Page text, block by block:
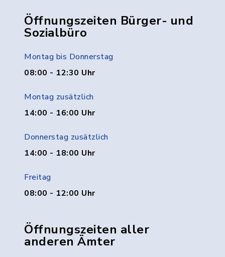
Öffnungszeiten Bürger- und
Sozialbüro
Montag bis Donnerstag
08:00 - 12:30 Uhr
Montag zusätzlich
14:00 - 16:00 Uhr
Donnerstag zusätzlich
14:00 - 18:00 Uhr
Freitag
08:00 - 12:00 Uhr
Öffnungszeiten aller
anderen Ämter